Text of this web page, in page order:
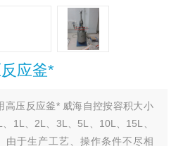
应釜*
高压反应釜* 威海自控按容积大小
1L、2L、3L、5L、10L、15L、
由于生产工艺、操作条件不尽相